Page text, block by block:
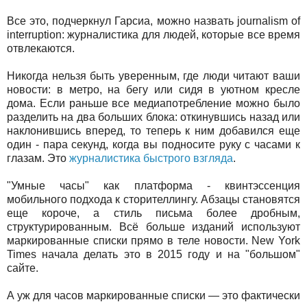
Все это, подчеркнул Гарсиа, можно назвать journalism of
interruption: журналистика для людей, которые все время
отвлекаются.
Никогда нельзя быть уверенным, где люди читают ваши
новости: в метро, на бегу или сидя в уютном кресле
дома. Если раньше все медиапотребление можно было
разделить на два больших блока: откинувшись назад или
наклонившись вперед, то теперь к ним добавился еще
один - пара секунд, когда вы подносите руку с часами к
глазам. Это журналистика быстрого взгляда.
"Умные часы" как платформа - квинтэссенция
мобильного подхода к сторителлингу. Абзацы становятся
еще короче, а стиль письма более дробным,
структурированным. Всё больше изданий используют
маркированные списки прямо в теле новости. New York
Times начала делать это в 2015 году и на "большом"
сайте.
А уж для часов маркированные списки — это фактически